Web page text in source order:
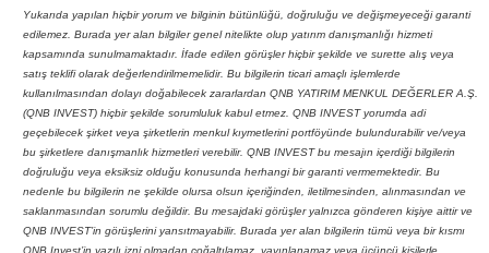
Yukarıda yapılan hiçbir yorum ve bilginin bütünlüğü, doğruluğu ve değişmeyeceği garanti
edilemez. Burada yer alan bilgiler genel nitelikte olup yatırım danışmanlığı hizmeti
kapsamında sunulmamaktadır. İfade edilen görüşler hiçbir şekilde ve surette alış veya
satış teklifi olarak değerlendirilmemelidir. Bu bilgilerin ticari amaçlı işlemlerde
kullanılmasından dolayı doğabilecek zararlardan QNB YATIRIM MENKUL DEĞERLER A.Ş.
(QNB INVEST) hiçbir şekilde sorumluluk kabul etmez. QNB INVEST yorumda adi
geçebilecek şirket veya şirketlerin menkul kıymetlerini portföyünde bulundurabilir ve/veya
bu şirketlere danışmanlık hizmetleri verebilir. QNB INVEST bu mesajın içerdiği bilgilerin
doğruluğu veya eksiksiz olduğu konusunda herhangi bir garanti vermemektedir. Bu
nedenle bu bilgilerin ne şekilde olursa olsun içeriğinden, iletilmesinden, alınmasından ve
saklanmasından sorumlu değildir. Bu mesajdaki görüşler yalnızca gönderen kişiye aittir ve
QNB INVEST’in görüşlerini yansıtmayabilir. Burada yer alan bilgilerin tümü veya bir kısmı
QNB Invest’in yazılı izni olmadan çoğaltılamaz, yayınlanamaz veya üçüncü kişilerle